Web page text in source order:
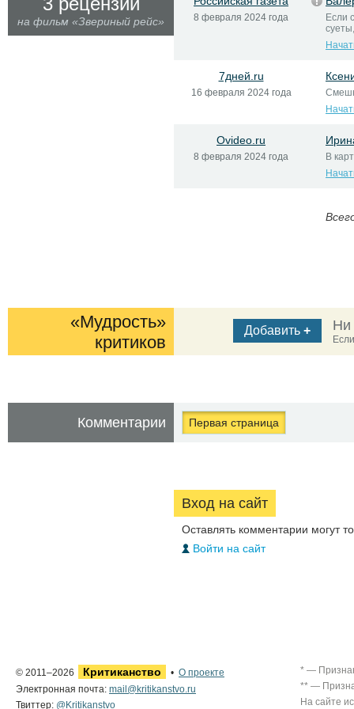
на фильм «Звериный рейс» 8 февраля 2024 года
Если
7дней.ru
16 февраля 2024 года
Ovideo.ru
8 февраля 2024 года
В
«Мудрость»
критиков
Добавить + Ни
Комментарии Первая страница
Вход на сайт
Оставлять комментарии могут
Войти на сайт
© 2011–2026 Критиканство • О проекте
Электронная почта: mail@kritikanstvo.ru
Твиттер: @Kritikanstvo
* —
** —
На сайте